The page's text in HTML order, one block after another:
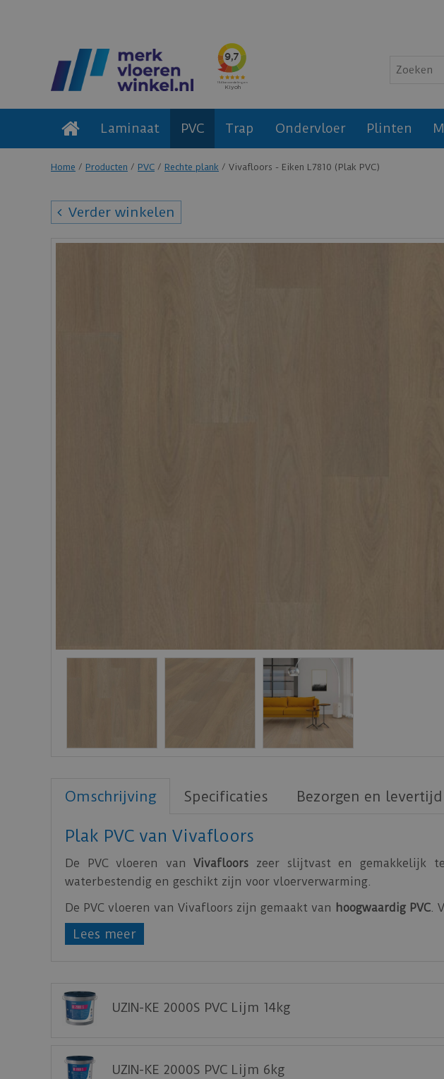
Home Producten PVC Rechte plank Vivafloors - Eiken L7810 (Plak PVC)
Laminaat PVC Trap Ondervloer Plinten
Verder winkelen
Omschrijving Specificaties Bezorgen en levertijd
Plak PVC van Vivafloors
De PVC vloeren vanVivafloors zeer slijtvast en gemakkelijk
waterbestendig en geschikt zijn voor vloerverwarming.
De PVC vloeren van Vivafloors zijn gemaakt van hoogwaardig PVC.
Bekijkhierde technische specificaties van de Vivafloors PVC vloeren.
Lees meer
UZIN-KE 2000S PVC Lijm 14kg
UZIN-KE 2000S PVC Lijm 6kg